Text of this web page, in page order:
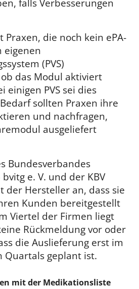
falls Verbesserungen
die noch kein ePA-
eigenen
(PVS)
das Modul aktiviert
einigen PVS sei dies
sollten Praxen ihre
und nachfragen,
ausgeliefert
Bundesverbandes
e. V. und der KBV
der Hersteller an, dass sie
Kunden bereitgestellt
Viertel der Firmen liegt
Rückmeldung vor oder
die Auslieferung erst im
Quartals geplant ist.
mit der Medikationsliste